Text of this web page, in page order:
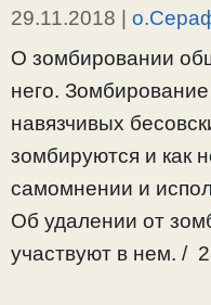
29.11.2018 |
О зомбировании
него.
навязчивых
зомбируются и как
самомнении и
Об удалении от
участвуют в нем. /